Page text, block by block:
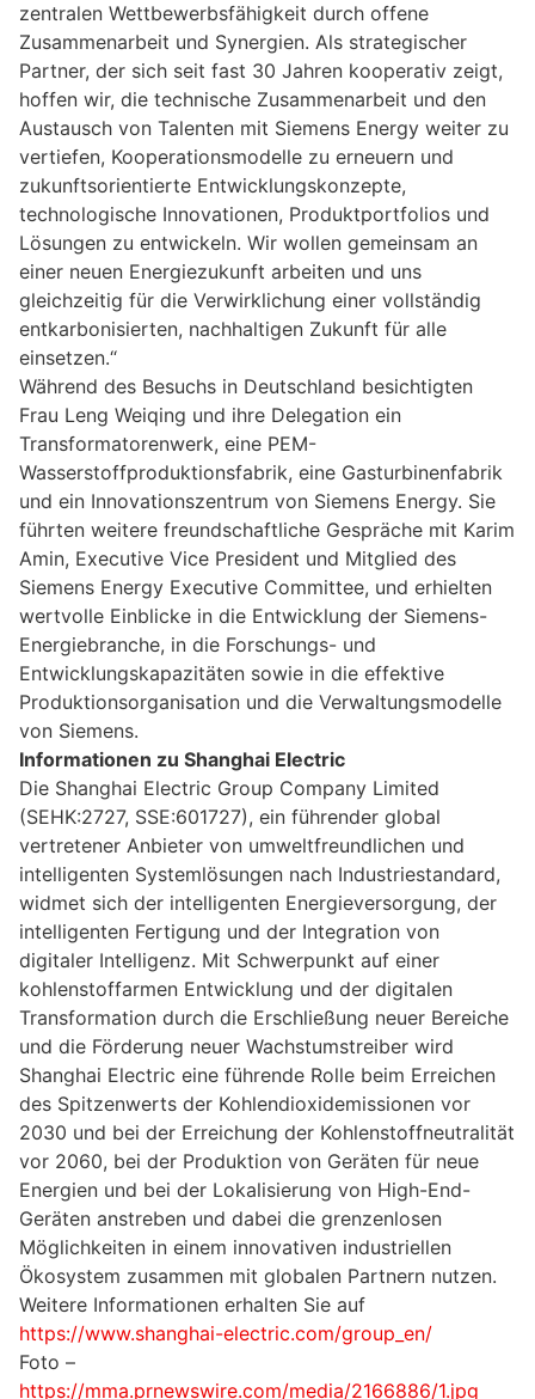
zentralen Wettbewerbsfähigkeit durch offene
Zusammenarbeit und Synergien. Als strategischer
Partner, der sich seit fast 30 Jahren kooperativ zeigt,
hoffen wir, die technische Zusammenarbeit und den
Austausch von Talenten mit Siemens Energy weiter zu
vertiefen, Kooperationsmodelle zu erneuern und
zukunftsorientierte Entwicklungskonzepte,
technologische Innovationen, Produktportfolios und
Lösungen zu entwickeln. Wir wollen gemeinsam an
einer neuen Energiezukunft arbeiten und uns
gleichzeitig für die Verwirklichung einer vollständig
entkarbonisierten, nachhaltigen Zukunft für alle
einsetzen.“
Während des Besuchs in Deutschland besichtigten
Frau Leng Weiqing und ihre Delegation ein
Transformatorenwerk, eine PEM-
Wasserstoffproduktionsfabrik, eine Gasturbinenfabrik
und ein Innovationszentrum von Siemens Energy. Sie
führten weitere freundschaftliche Gespräche mit Karim
Amin, Executive Vice President und Mitglied des
Siemens Energy Executive Committee, und erhielten
wertvolle Einblicke in die Entwicklung der Siemens-
Energiebranche, in die Forschungs- und
Entwicklungskapazitäten sowie in die effektive
Produktionsorganisation und die Verwaltungsmodelle
von Siemens.
Informationen zu Shanghai Electric
Die Shanghai Electric Group Company Limited
(SEHK:2727, SSE:601727), ein führender global
vertretener Anbieter von umweltfreundlichen und
intelligenten Systemlösungen nach Industriestandard,
widmet sich der intelligenten Energieversorgung, der
intelligenten Fertigung und der Integration von
digitaler Intelligenz. Mit Schwerpunkt auf einer
kohlenstoffarmen Entwicklung und der digitalen
Transformation durch die Erschließung neuer Bereiche
und die Förderung neuer Wachstumstreiber wird
Shanghai Electric eine führende Rolle beim Erreichen
des Spitzenwerts der Kohlendioxidemissionen vor
2030 und bei der Erreichung der Kohlenstoffneutralität
vor 2060, bei der Produktion von Geräten für neue
Energien und bei der Lokalisierung von High-End-
Geräten anstreben und dabei die grenzenlosen
Möglichkeiten in einem innovativen industriellen
Ökosystem zusammen mit globalen Partnern nutzen.
Weitere Informationen erhalten Sie auf
https://www.shanghai-electric.com/group_en/
Foto –
https://mma.prnewswire.com/media/2166886/1.jpg